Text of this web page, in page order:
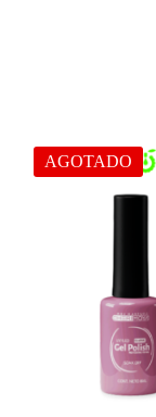
AGOTADO